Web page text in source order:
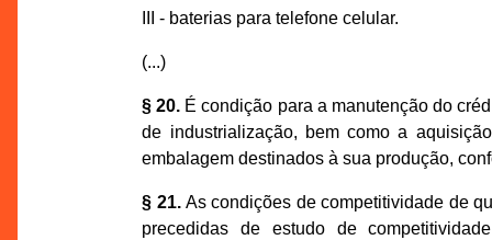
III - baterias para telefone celular.
(...)
§ 20. É condição para a manutenção do
de industrialização, bem como a
embalagem destinados à sua produção,
§ 21.As condições de competitividade de
precedidas de estudo de